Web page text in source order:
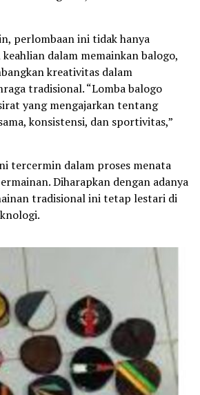
perlombaan ini tidak hanya
dalam memainkan balogo,
kreativitas dalam
tradisional. “Lomba balogo
yang mengajarkan tentang
konsistensi, dan sportivitas,”
tercermin dalam proses menata
Diharapkan dengan adanya
tradisional ini tetap lestari di